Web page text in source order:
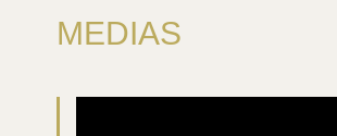
MEDIAS